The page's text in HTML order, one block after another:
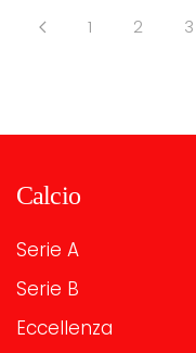
1 2 3
Calcio
Serie A
Serie B
Eccellenza